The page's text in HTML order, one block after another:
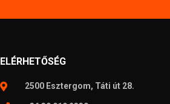
ELÉRHETŐSÉG
2500 Esztergom, Táti út 28.